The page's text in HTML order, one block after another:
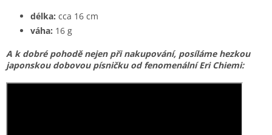
délka: cca 16 cm
váha: 16 g
A k dobré pohodě nejen při nakupování, posílámehezkou
japonskou dobovou písničku od fenomenální Eri Chiemi: